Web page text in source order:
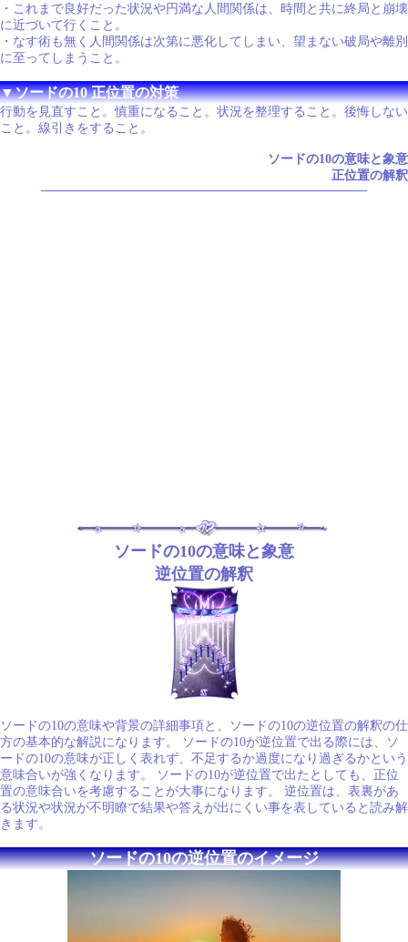
・これまで良好だった状況や円満な人間関係は、時間と共に終局と崩壊
に近づいて行くこと。
・なす術も無く人間関係は次第に悪化してしまい、望まない破局や離別
に至ってしまうこと。
▼ソードの10 正位置の対策
行動を見直すこと。慎重になること。状況を整理すること。後悔しない
こと。線引きをすること。
ソードの10の意味と象意
正位置の解釈
ソードの10の意味と象意
逆位置の解釈
ソードの10の意味や背景の詳細事項と、ソードの10の逆位置の解釈の仕
方の基本的な解説になります。 ソードの10が逆位置で出る際には、ソ
ードの10の意味が正しく表れず、不足するか過度になり過ぎるかという
意味合いが強くなります。 ソードの10が逆位置で出たとしても、正位
置の意味合いを考慮することが大事になります。 逆位置は、表裏があ
る状況や状況が不明瞭で結果や答えが出にくい事を表していると読み解
きます。
ソードの10の逆位置のイメージ